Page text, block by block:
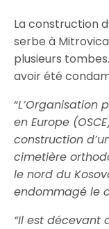
La construction
serbe à
plusieurs
avoir été
“L’Organisation
en Europe
construction
cimetière
le nord du
endommagé le
“Il est décevant